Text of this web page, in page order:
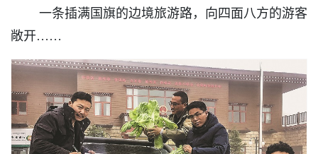
一条插满国旗的边境旅游路，向四面八方的游客
敞开……